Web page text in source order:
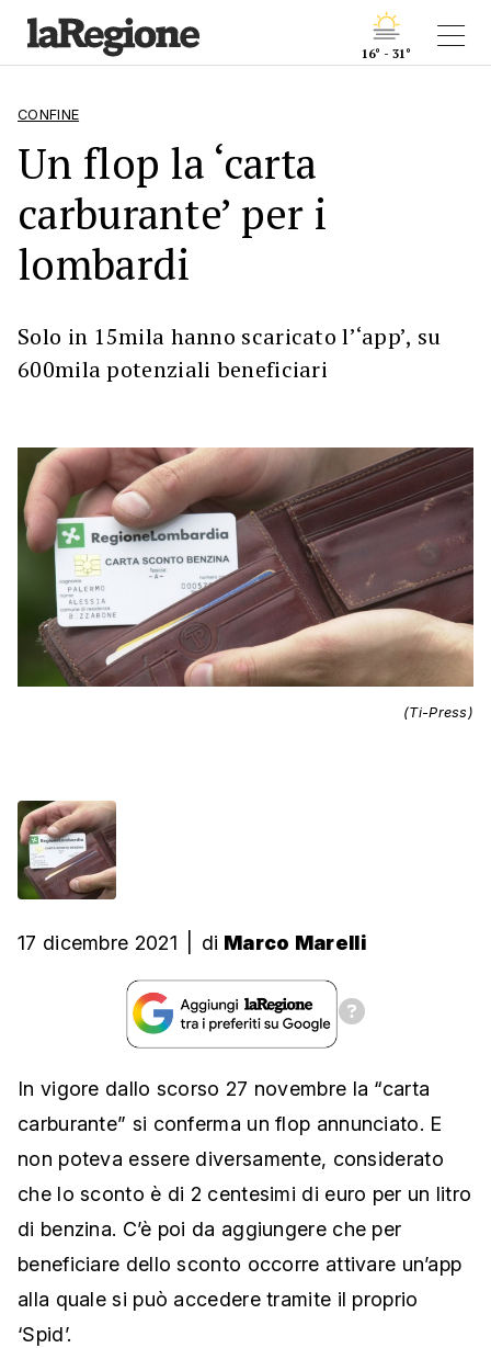
16° - 31°
CONFINE
Un flop la ‘carta
carburante’ per i
lombardi
Solo in 15mila hanno scaricato l’‘app’, su
600mila potenziali beneficiari
(Ti-Press)
17 dicembre 2021 di Marco Marelli
In vigore dallo scorso 27 novembre la “carta
carburante” si conferma un flop annunciato. E
non poteva essere diversamente, considerato
che lo sconto è di 2 centesimi di euro per un litro
di benzina. C’è poi da aggiungere che per
beneficiare dello sconto occorre attivare un’app
alla quale si può accedere tramite il proprio
‘Spid’.